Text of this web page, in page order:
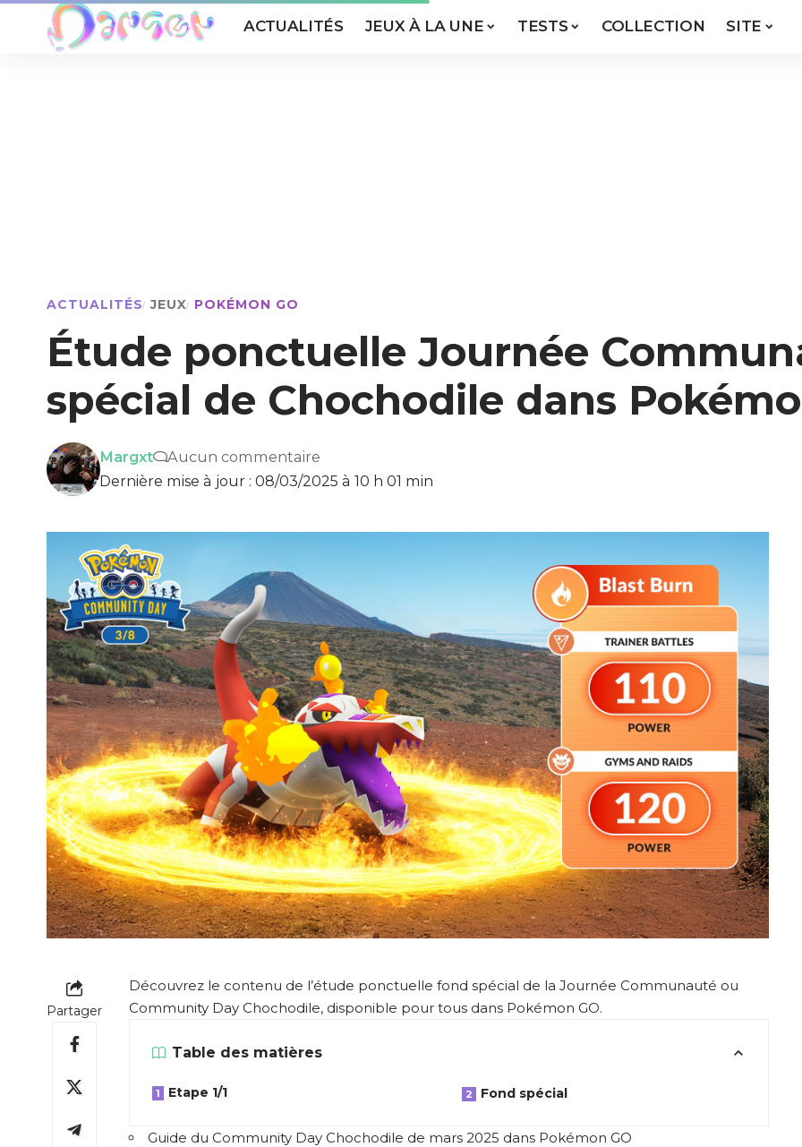
ACTUALITÉS JEUX À LA UNE TESTS COLLECTION SITE
ACTUALITÉS JEUX POKÉMON GO
Étude ponctuelle Journée
spécial de Chochodile dans
Dernière mise à jour : 08/03/2025 à 10 h 01 min
Margxt Aucun commentaire
Partager
Découvrez le contenu de l’étude ponctuelle fond spécial de la Journée Communauté ou
Community Day Chochodile, disponible pour tous dans Pokémon GO.
Table des matières
Etape 1/1 Fond spécial
Guide du Community Day Chochodile de mars 2025 dans Pokémon GO